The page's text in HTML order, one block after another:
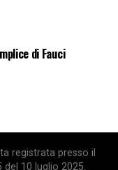
di Fauci
registrata presso il
10 luglio 2025.